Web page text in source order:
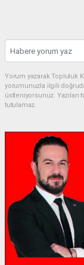
Yorum yazarak Topluluk
yorumunuzla ilgili
üstleniyorsunuz.
tutulamaz.